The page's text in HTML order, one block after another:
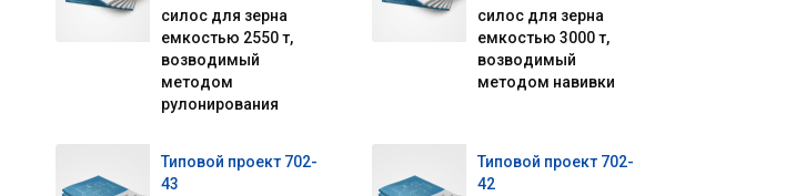
силос для зерна
емкостью 2550 т,
возводимый
методом
рулонирования
силос для зерна
емкостью 3000 т,
возводимый
методом навивки
Типовой проект 702-
43
Типовой проект 702-
42